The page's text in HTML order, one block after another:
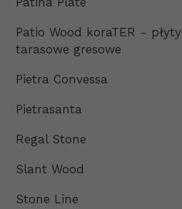
Patio Wood koraTER - płyty
tarasowe gresowe
Pietra Convessa
Pietrasanta
Regal Stone
Slant Wood
Stone Line